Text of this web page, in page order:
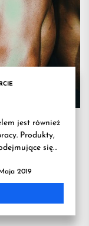
jest również
Produkty,
się
2019